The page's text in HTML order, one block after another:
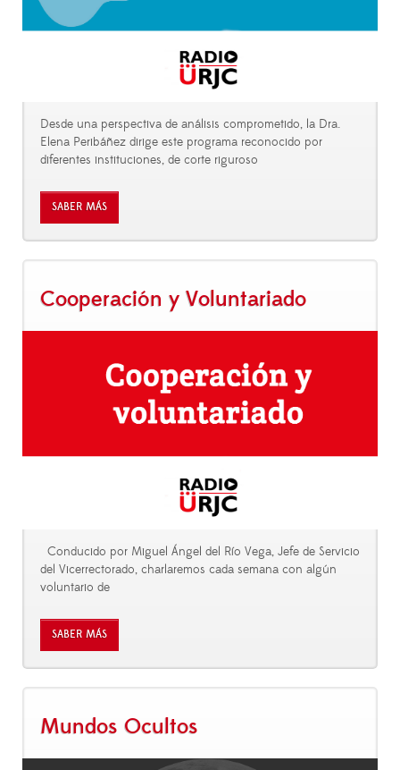
Desde una perspectiva de análisis comprometido, la Dra.
Elena Peribáñez dirige este programa reconocido por
diferentes instituciones, de corte riguroso
SABER MÁS
Cooperación y Voluntariado
Conducido por Miguel Ángel del Río Vega, Jefe de Servicio
del Vicerrectorado, charlaremos cada semana con algún
voluntario de
SABER MÁS
Mundos Ocultos